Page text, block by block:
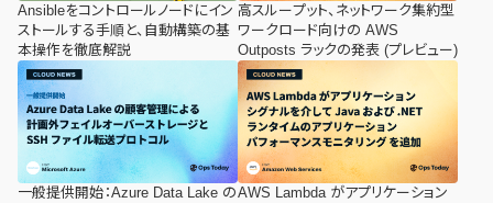
Ansibleをコントロールノードにイン
ストールする手順と、自動構築の基
本操作を徹底解説
高スループット、ネットワーク集約型
ワークロード向けの AWS
Outposts ラックの発表 (プレビュー)
一般提供開始：Azure Data Lake のAWS Lambda がアプリケーション